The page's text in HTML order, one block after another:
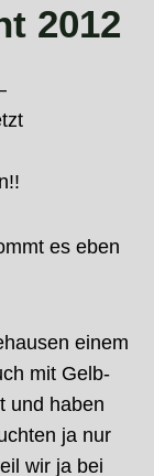
2012
es eben
einem
mit Gelb-
und haben
ja nur
wir ja bei